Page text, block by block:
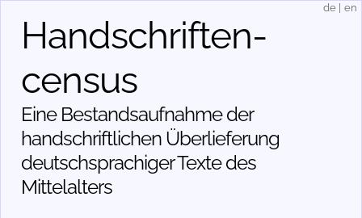
Handschriften­
census
Eine Bestandsaufnahme der
handschriftlichen Über­lieferung
deutschsprachiger Texte des
Mittelalters
de en